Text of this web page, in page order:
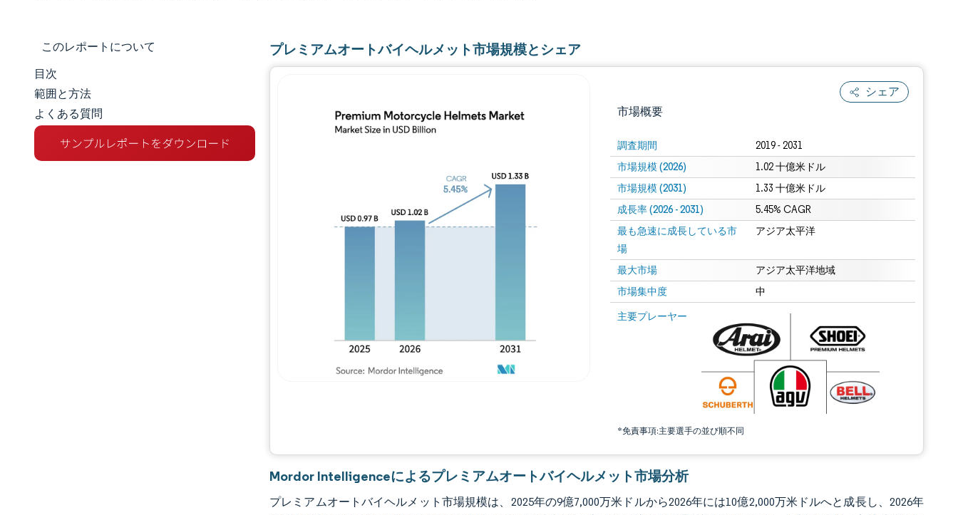
このレポートについて
市場規模とシェア
市場分析
トレンドとインサイト
目次
範囲と方法
よくある質問
プレミアムオートバイヘルメット市場規模とシェア
シェア
市場概要
調査期間 2019 - 2031
市場規模 (2026) 1.02 十億米ドル
市場規模 (2031) 1.33 十億米ドル
成長率 (2026 - 2031) 5.45% CAGR
最も急速に成長している市
場
アジア太平洋
最大市場 アジア太平洋地域
市場集中度 中
主要プレーヤー
*免責事項:主要選手の並び順不同
画像 © Mordor Intelligence。再利用にはCC BY 4.0の表示が必要です。
画像 © Mordor Intelligence。再利用にはCC BY 4.0の表示が必要です。
Mordor Intelligenceによるプレミアムオートバイヘルメット市場分析
プレミアムオートバイヘルメット市場規模は、2025年の9億7,000万米ドルから2026年には10億2,000万米ドルへと成長し、2026年